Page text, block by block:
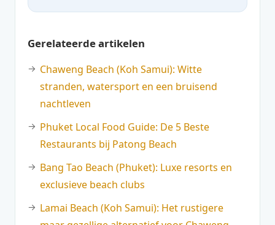
Gerelateerde artikelen
Chaweng Beach (Koh Samui): Witte
stranden, watersport en een bruisend
nachtleven
Phuket Local Food Guide: De 5 Beste
Restaurants bij Patong Beach
Bang Tao Beach (Phuket): Luxe resorts en
exclusieve beach clubs
Lamai Beach (Koh Samui): Het rustigere